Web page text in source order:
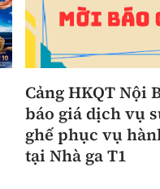
Cảng HKQT Nội
báo giá dịch vụ
ghế phục vụ
tại Nhà ga T1